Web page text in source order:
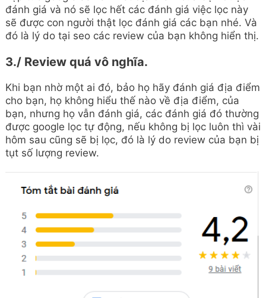
đánh giá và nó sẽ lọc hết các đánh giá việc lọc này
sẽ được con người thật lọc đánh giá các bạn nhé. Và
đó là lý do tại seo các review của bạn không hiển thị.
3./ Review quá vô nghĩa.
Khi bạn nhờ một ai đó, bảo họ hãy đánh giá địa điểm
cho bạn, họ không hiểu thế nào về địa điểm, của
bạn, nhưng họ vẫn đánh giá, các đánh giá đó thường
được google lọc tự động, nếu không bị lọc luôn thì vài
hôm sau cũng sẽ bị lọc, đó là lý do review của bạn bị
tụt số lượng review.